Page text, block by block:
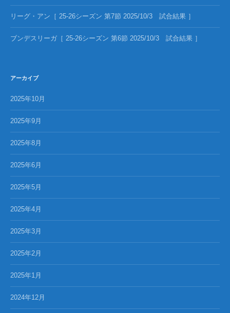
リーグ・アン［ 25-26シーズン 第7節 2025/10/3 試合結果 ］
ブンデスリーガ［ 25-26シーズン 第6節 2025/10/3 試合結果 ］
アーカイブ
2025年10月
2025年9月
2025年8月
2025年6月
2025年5月
2025年4月
2025年3月
2025年2月
2025年1月
2024年12月